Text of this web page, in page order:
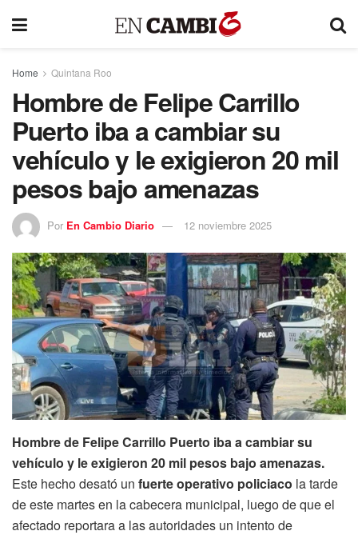
Home Quintana Roo
Hombre de Felipe Carrillo
Puerto iba a cambiar su
vehículo y le exigieron 20 mil
pesos bajo amenazas
Por En Cambio Diario 12 noviembre 2025
Hombre de Felipe Carrillo Puerto iba a cambiar su
vehículo y le exigieron 20 mil pesos bajo amenazas.
Este hecho desató un fuerte operativo policiaco la tarde
de este martes en la cabecera municipal, luego de que el
afectado reportara a las autoridades un intento de